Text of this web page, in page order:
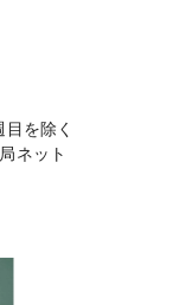
を除く
ネット